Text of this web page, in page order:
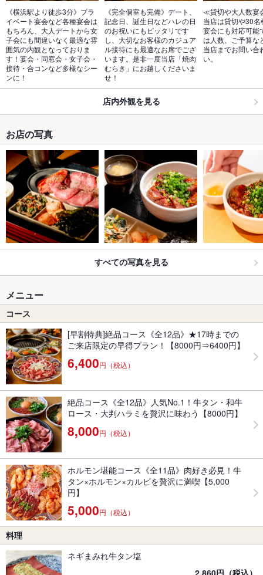
《横浜駅より徒歩3分》プラ
イベート宴会など各種宴会は
もちろん、大人デートから女
子会にも間違いなく最適な雰
囲気の内観となっておりま
す！宴会・同窓会・女子会・
接待・合コンなど多様なシー
ンに！
《完全個室も完備》デート、
記念日、誕生日などハレの日
のお祝いにもピッタリです
し、大切なお客様のカジュア
ル接待にも最適なお席でござ
います。是非一度当店「焼肉
むらき」にお越しくださいま
せ！
≪貸切や大人数宴
当店は貸切や30
宴会にも対応可能
は人数、ご予算な
当店までお問い合
い。
店内外観を見る
お店の写真
すべての写真を見る
メニュー
コース
[早割特典]絶品コース《全12品》★17時までの
ご来店限定の早得プラン！【8000円⇒6400円】
6,400円（税込）
絶品コース《全12品》人気No.1！牛タン・和牛
ロース・大判ハラミを贅沢に味わう【8000円】
8,000円（税込）
ホルモン堪能コース《全11品》肉好き必見！牛
タン×ホルモン×カルビを贅沢に満喫【5,000
円】
5,000円（税込）
料理
ネギまみれ牛タン塩
2,860円（税込）